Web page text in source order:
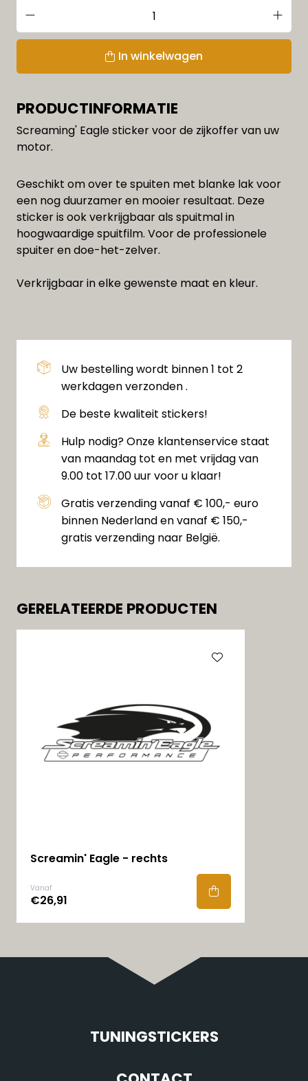
In winkelwagen
PRODUCTINFORMATIE
Screaming' Eagle sticker voor de zijkoffer van uw
motor.
Geschikt om over te spuiten met blanke lak voor
een nog duurzamer en mooier resultaat. Deze
sticker is ook verkrijgbaar als spuitmal in
hoogwaardige spuitfilm. Voor de professionele
spuiter en doe-het-zelver.
Verkrijgbaar in elke gewenste maat en kleur.
Uw bestelling wordt binnen 1 tot 2
werkdagen verzonden .
De beste kwaliteit stickers!
Hulp nodig? Onze klantenservice staat
van maandag tot en met vrijdag van
9.00 tot 17.00 uur voor u klaar!
Gratis verzending vanaf € 100,- euro
binnen Nederland en vanaf € 150,-
gratis verzending naar België.
GERELATEERDE PRODUCTEN
Screamin' Eagle - rechts
Vanaf
€26,91
TUNINGSTICKERS